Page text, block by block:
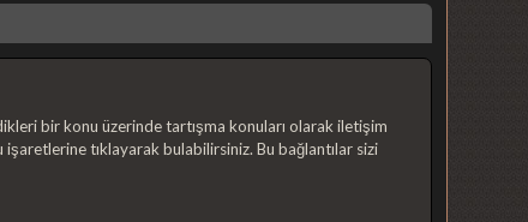
bir konu üzerinde tartışma konuları olarak iletişim
işaretlerine tıklayarak bulabilirsiniz. Bu bağlantılar sizi